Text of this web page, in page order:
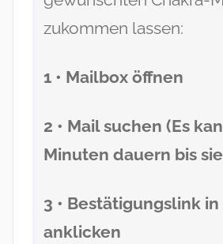
zukommen lassen:
1 • Mailbox öffnen
2 • Mail suchen (Es
Minuten dauern bis
3 • Bestätigungslink
anklicken